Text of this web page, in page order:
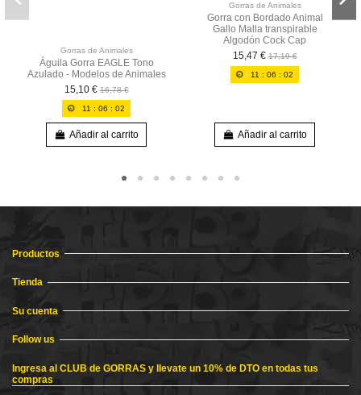
Gorras de Animales
Águila Gorra EAGLE Tono
Azulado - Modelos de Animales
15,10 € 16,78 €
11 : 06 : 02
Añadir al carrito
Gorras de Animales
Gorra con Bordado Animal
Gallo Malla transpirable
Algodón Cock Cap
15,47 € 17,19 €
11 : 06 : 02
Añadir al carrito
Productos
Tienda
Su cuenta
Follow us
Ingresa al CLUB de GORRAS y llevate un 10% de DTO en todas tus
compras